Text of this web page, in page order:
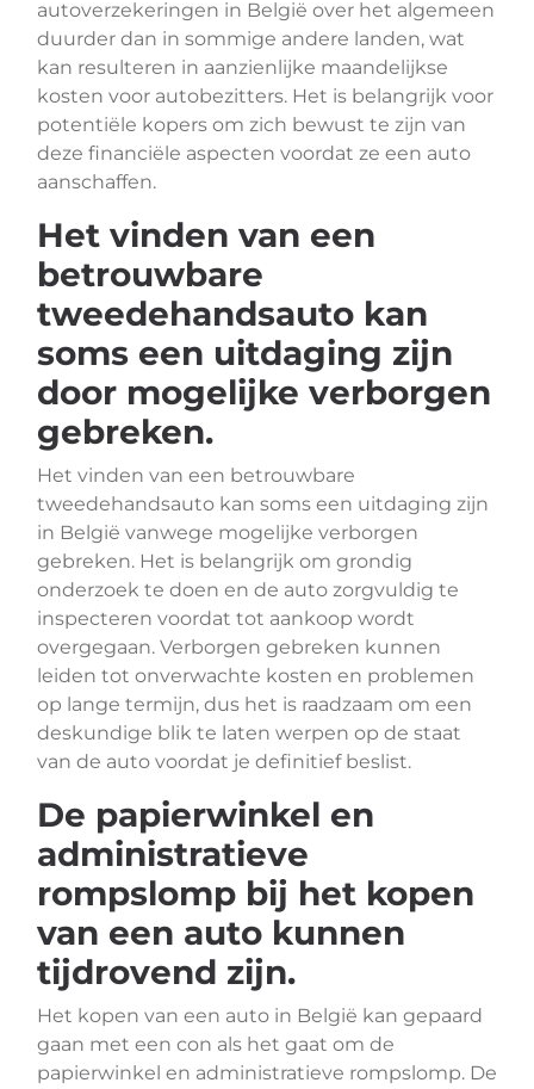
autoverzekeringen in België over het algemeen
duurder dan in sommige andere landen, wat
kan resulteren in aanzienlijke maandelijkse
kosten voor autobezitters. Het is belangrijk voor
potentiële kopers om zich bewust te zijn van
deze financiële aspecten voordat ze een auto
aanschaffen.
Het vinden van een
betrouwbare
tweedehandsauto kan
soms een uitdaging zijn
door mogelijke verborgen
gebreken.
Het vinden van een betrouwbare
tweedehandsauto kan soms een uitdaging zijn
in België vanwege mogelijke verborgen
gebreken. Het is belangrijk om grondig
onderzoek te doen en de auto zorgvuldig te
inspecteren voordat tot aankoop wordt
overgegaan. Verborgen gebreken kunnen
leiden tot onverwachte kosten en problemen
op lange termijn, dus het is raadzaam om een
deskundige blik te laten werpen op de staat
van de auto voordat je definitief beslist.
De papierwinkel en
administratieve
rompslomp bij het kopen
van een auto kunnen
tijdrovend zijn.
Het kopen van een auto in België kan gepaard
gaan met een con als het gaat om de
papierwinkel en administratieve rompslomp. De